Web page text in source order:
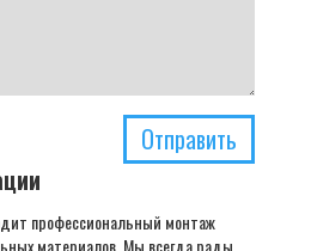
Отправить
профессиональный монтаж
материалов. Мы всегда рады